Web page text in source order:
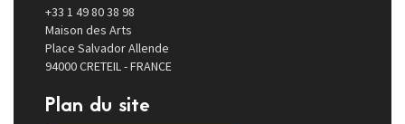
+33 1 49 80 38 98
Maison des Arts
Place Salvador Allende
94000 CRETEIL - FRANCE
Plan du site